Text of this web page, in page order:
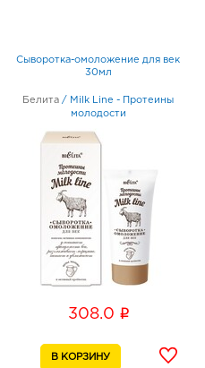
Сыворотка-омоложение для век
30мл
Белита / Milk Line - Протеины
молодости
308.0 i